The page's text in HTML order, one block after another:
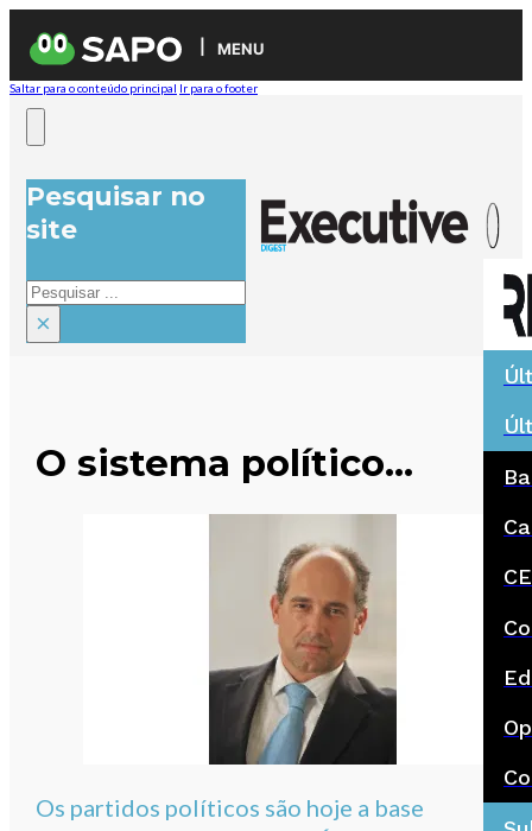
MENU
Saltar para o conteúdo principal Ir para o footer
Pesquisar no
site
Pesquisar
×
O sistema político…
Os partidos políticos são hoje a base